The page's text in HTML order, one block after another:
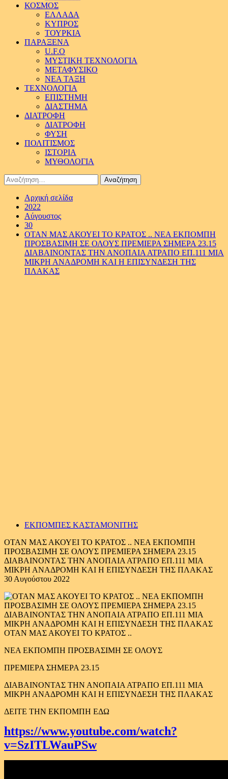
ΚΟΣΜΟΣ
ΕΛΛΑΔΑ
ΚΥΠΡΟΣ
ΤΟΥΡΚΙΑ
ΠΑΡΑΞΕΝΑ
U.F.O
ΜΥΣΤΙΚΗ ΤΕΧΝΟΛΟΓΙΑ
ΜΕΤΑΦΥΣΙΚΟ
ΝΕΑ ΤΑΞΗ
ΤΕΧΝΟΛΟΓΙΑ
ΕΠΙΣΤΗΜΗ
ΔΙΑΣΤΗΜΑ
ΔΙΑΤΡΟΦΗ
ΔΙΑΤΡΟΦΗ
ΦΥΣΗ
ΠΟΛΙΤΙΣΜΟΣ
ΙΣΤΟΡΙΑ
ΜΥΘΟΛΟΓΙΑ
Αναζήτηση
για:
Αρχική σελίδα
2022
Αύγουστος
30
ΟΤΑΝ ΜΑΣ ΑΚΟΥΕΙ ΤΟ ΚΡΑΤΟΣ .. ΝΕΑ ΕΚΠΟΜΠΗ
ΠΡΟΣΒΑΣΙΜΗ ΣΕ ΟΛΟΥΣ ΠΡΕΜΙΕΡΑ ΣΗΜΕΡΑ 23.15
ΔΙΑΒΑΙΝΟΝΤΑΣ ΤΗΝ ΑΝΟΠΑΙΑ ΑΤΡΑΠΟ ΕΠ.111 ΜΙΑ
ΜΙΚΡΗ ΑΝΑΔΡΟΜΗ ΚΑΙ Η ΕΠΙΣΥΝΔΕΣΗ ΤΗΣ
ΠΛΑΚΑΣ
ΕΚΠΟΜΠΕΣ ΚΑΣΤΑΜΟΝΙΤΗΣ
ΟΤΑΝ ΜΑΣ ΑΚΟΥΕΙ ΤΟ ΚΡΑΤΟΣ .. ΝΕΑ ΕΚΠΟΜΠΗ
ΠΡΟΣΒΑΣΙΜΗ ΣΕ ΟΛΟΥΣ ΠΡΕΜΙΕΡΑ ΣΗΜΕΡΑ 23.15
ΔΙΑΒΑΙΝΟΝΤΑΣ ΤΗΝ ΑΝΟΠΑΙΑ ΑΤΡΑΠΟ ΕΠ.111 ΜΙΑ
ΜΙΚΡΗ ΑΝΑΔΡΟΜΗ ΚΑΙ Η ΕΠΙΣΥΝΔΕΣΗ ΤΗΣ ΠΛΑΚΑΣ
30 Αυγούστου 2022
ΟΤΑΝ ΜΑΣ ΑΚΟΥΕΙ ΤΟ ΚΡΑΤΟΣ ..
ΝΕΑ ΕΚΠΟΜΠΗ ΠΡΟΣΒΑΣΙΜΗ ΣΕ ΟΛΟΥΣ
ΠΡΕΜΙΕΡΑ ΣΗΜΕΡΑ 23.15
ΔΙΑΒΑΙΝΟΝΤΑΣ ΤΗΝ ΑΝΟΠΑΙΑ ΑΤΡΑΠΟ ΕΠ.111 ΜΙΑ
ΜΙΚΡΗ ΑΝΑΔΡΟΜΗ ΚΑΙ Η ΕΠΙΣΥΝΔΕΣΗ ΤΗΣ ΠΛΑΚΑΣ
ΔΕΙΤΕ ΤΗΝ ΕΚΠΟΜΠΗ ΕΔΩ
https://www.youtube.com/watch?
v=SzITLWauPSw